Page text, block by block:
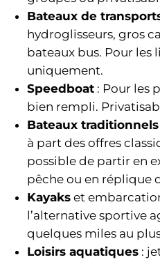
Bateaux de
hydroglisseurs, gros
bateaux bus. Pour les
uniquement.
Speedboat : Pour les
bien rempli.
Bateaux traditionnels
à part des offres
possible de partir en
pêche ou en réplique
Kayaks et
l’alternative sportive
quelques miles au
Loisirs aquatiques :